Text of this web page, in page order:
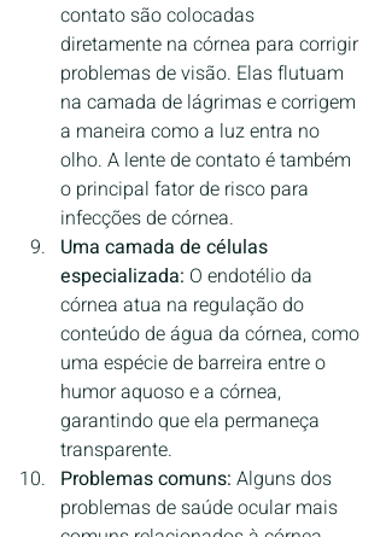
contato são colocadas
diretamente na córnea para corrigir
problemas de visão. Elas flutuam
na camada de lágrimas e corrigem
a maneira como a luz entra no
olho. A lente de contato é também
o principal fator de risco para
infecções de córnea.
Uma camada de células
especializada: O endotélio da
córnea atua na regulação do
conteúdo de água da córnea, como
uma espécie de barreira entre o
humor aquoso e a córnea,
garantindo que ela permaneça
transparente.
Problemas comuns: Alguns dos
problemas de saúde ocular mais